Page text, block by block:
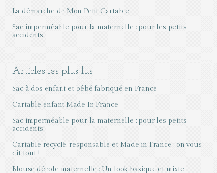
La démarche de Mon Petit Cartable
Sac imperméable pour la maternelle : pour les petits
accidents
Articles les plus lus
Sac à dos enfant et bébé fabriqué en France
Cartable enfant Made In France
Sac imperméable pour la maternelle : pour les petits
accidents
Cartable recyclé, responsable et Made in France : on vous
dit tout !
Blouse d'école maternelle : Un look basique et mixte